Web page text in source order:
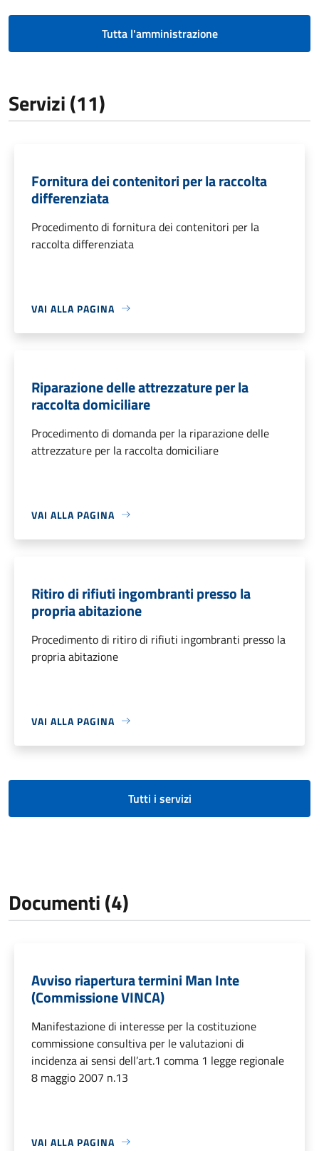
Tutta l'amministrazione
Servizi (11)
Fornitura dei contenitori per la raccolta
differenziata
Procedimento di fornitura dei contenitori per la
raccolta differenziata
VAI ALLA PAGINA
Riparazione delle attrezzature per la
raccolta domiciliare
Procedimento di domanda per la riparazione delle
attrezzature per la raccolta domiciliare
VAI ALLA PAGINA
Ritiro di rifiuti ingombranti presso la
propria abitazione
Procedimento di ritiro di rifiuti ingombranti presso la
propria abitazione
VAI ALLA PAGINA
Tutti i servizi
Documenti (4)
Avviso riapertura termini Man Inte
(Commissione VINCA)
Manifestazione di interesse per la costituzione
commissione consultiva per le valutazioni di
incidenza ai sensi dell’art.1 comma 1 legge regionale
8 maggio 2007 n.13
VAI ALLA PAGINA